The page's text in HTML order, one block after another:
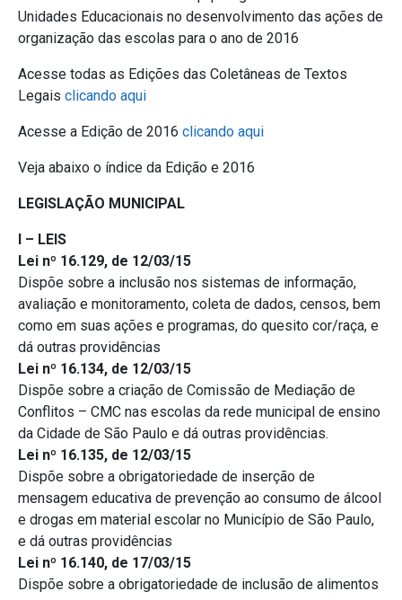
Unidades Educacionais no desenvolvimento das ações de
organização das escolas para o ano de 2016
Acesse todas as Edições das Coletâneas de Textos
Legais clicando aqui
Acesse a Edição de 2016 clicando aqui
Veja abaixo o índice da Edição e 2016
LEGISLAÇÃO MUNICIPAL
I – LEIS
Lei nº 16.129, de 12/03/15
Dispõe sobre a inclusão nos sistemas de informação,
avaliação e monitoramento, coleta de dados, censos, bem
como em suas ações e programas, do quesito cor/raça, e
dá outras providências
Lei nº 16.134, de 12/03/15
Dispõe sobre a criação de Comissão de Mediação de
Conflitos – CMC nas escolas da rede municipal de ensino
da Cidade de São Paulo e dá outras providências.
Lei nº 16.135, de 12/03/15
Dispõe sobre a obrigatoriedade de inserção de
mensagem educativa de prevenção ao consumo de álcool
e drogas em material escolar no Município de São Paulo,
e dá outras providências
Lei nº 16.140, de 17/03/15
Dispõe sobre a obrigatoriedade de inclusão de alimentos